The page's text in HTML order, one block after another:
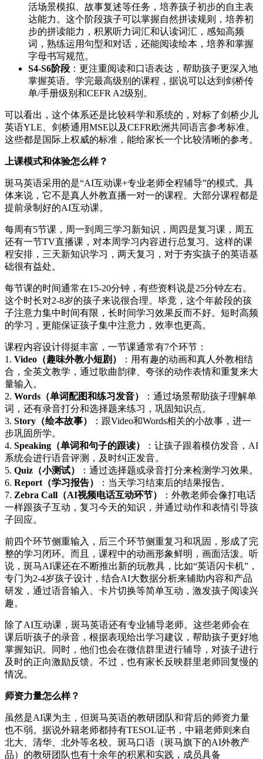
活场景模拟、故事复述等任务，培养孩子初步的自主表
达能力。这个阶段孩子可以掌握自然拼读规则，培养初
步的拼读能力，积累听力词汇和认读词汇，感知高频
词，熟练运用句型和对话，还能阅读绘本，培养和掌握
字母书写规范。
S4-S6阶段 ：更注重阅读和口语表达，帮助孩子更深入地
掌握英语。学完最高级别的课程，据说可以达到剑桥传
单/手册级别和CEFR A2级别。
可以看出，这个体系还是比较科学和系统的，对标了剑桥少儿
英语YLE、剑桥通用MSE以及CEFR欧洲共同语言参考标准。
这些都是国际上权威的标准，能给家长一个比较清晰的参考。
上课模式和体验怎么样？
斑马英语采用的是“AI互动课+专业老师全程辅导”的模式。具
体来说，它不是真人外教直播一对一的课程。大部分课程都是
提前录制好的AI互动课。
每周有5节课，周一到周三学习新知识，周四是复习课，周五
还有一节TV直播课，对本周学习内容进行总复习。这样的课
程安排，三天新知识学习，两天复习，对于夯实孩子的英语基
础很有益处。
每节课的时间通常在15-20分钟，有些资料说是25分钟左右。
这个时长对2-8岁的孩子来说很合理。毕竟，这个年龄段的孩
子注意力集中时间有限，长时间学习效果反而不好。短时高频
的学习，更能保证孩子集中注意力，效率也更高。
课程内容设计得挺丰富，一节课通常有7个环节：
1. Video（趣味外教小短剧）
：用有趣的动画和真人外教相结
合，全英文教学，通过歌曲韵律、夸张的动作表情和重复来大
量输入。
2. Words（单词配图和练习发音）
：通过场景帮助孩子理解单
词，还有录音打分和选择题来练习，巩固知识点。
3. Story（绘本故事）
：跟Video和Words相关的小故事，进一
步巩固所学。
4. Speaking（单词和句子的跟读）
：让孩子跟着模仿发音，AI
系统会进行语音评测，及时纠正发音。
5. Quiz（小测试）
：通过选择题或录音打分来检测学习效果。
6. Report（学习报告）
：当天学习结束后的结果报告。
7. Zebra Call（AI视频电话互动环节）
：外教老师会像打电话
一样跟孩子互动，复习今天的知识，并通过动作和表情引导孩
子回应。
前四个环节侧重输入，后三个环节侧重复习和巩固，形成了完
整的学习闭环。而且，课程中的动画形象鲜明，画面活泼。听
说，斑马AI课还在不断推出新的玩教具，比如“英语闪卡机”，
专门为2-4岁孩子设计，结合AI大数据分析来辅助内容和产品
研发，通过语音输入、卡片切换等简单互动，激发孩子阅读兴
趣。
除了AI互动课，斑马英语还有专业辅导老师。这些老师会在
课后听孩子的录音，根据表现给出学习建议，帮助孩子更好地
掌握知识。同时，他们也会在微信群里进行辅导，对孩子进行
及时的正向激励反馈。不过，也有家长反映群里老师回复慢的
情况。
师资力量怎么样？
虽然是AI课为主，但斑马英语的教研团队和背后的师资力量
也不弱。据说外籍老师都持有TESOL证书，中籍老师则来自
北大、清华、北外等名校。斑马口语（斑马旗下的AI外教产
品）的教研团队也有十余年的积累和实践，成员具备